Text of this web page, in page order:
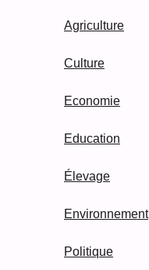
Agriculture
Culture
Economie
Education
Élevage
Environnement
Politique